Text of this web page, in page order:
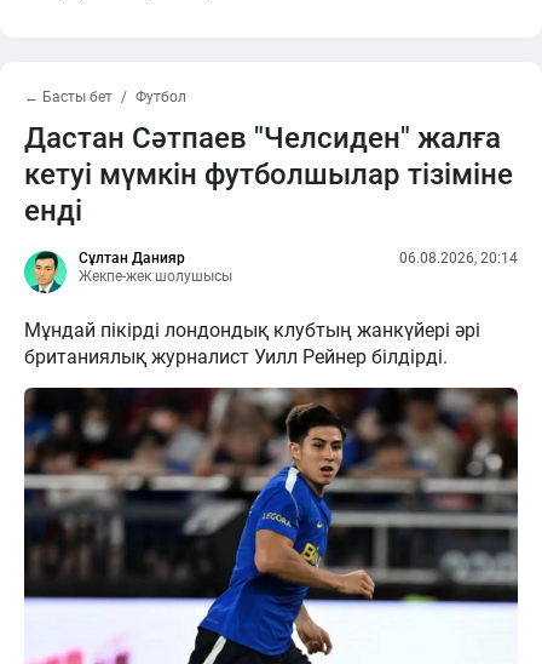
← Басты бет Футбол
Дастан Сәтпаев "Челсиден" жалға
кетуі мүмкін футболшылар тізіміне
енді
Сұлтан Данияр
Жекпе-жек шолушысы
06.08.2026, 20:14
Мұндай пікірді лондондық клубтың жанкүйері әрі
британиялық журналист Уилл Рейнер білдірді.